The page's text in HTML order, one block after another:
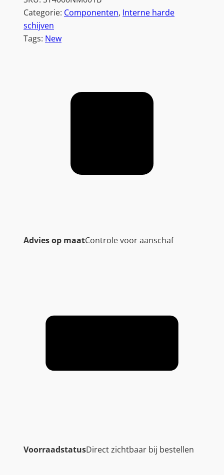
Categorie: Componenten, Interne harde
schijven
Tags: New
Advies op maatControle voor aanschaf
VoorraadstatusDirect zichtbaar bij bestellen